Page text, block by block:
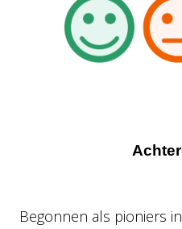
Begonnen als pioniers